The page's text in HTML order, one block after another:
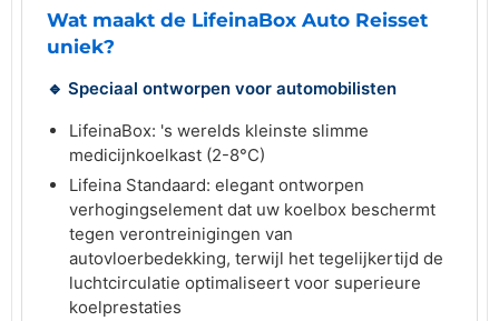
Wat maakt de LifeinaBox Auto Reisset
uniek?
🔹 Speciaal ontworpen voor automobilisten
LifeinaBox: 's werelds kleinste slimme
medicijnkoelkast (2-8°C)
Lifeina Standaard: elegant ontworpen
verhogingselement dat uw koelbox beschermt
tegen verontreinigingen van
autovloerbedekking, terwijl het tegelijkertijd de
luchtcirculatie optimaliseert voor superieure
koelprestaties